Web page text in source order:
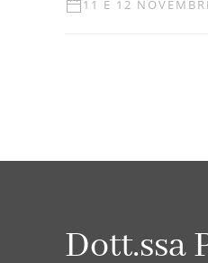
11 E 12
Dott.ssa